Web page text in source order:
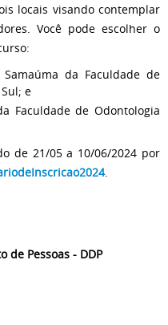
locais visando contemplar
Você pode escolher o
da Faculdade de
e
Faculdade de Odontologia
de 21/05 a 10/06/2024 por
.
de Pessoas - DDP